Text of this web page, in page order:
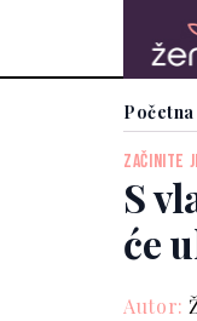
Početna
ZAČINITE
S
će
Autor: